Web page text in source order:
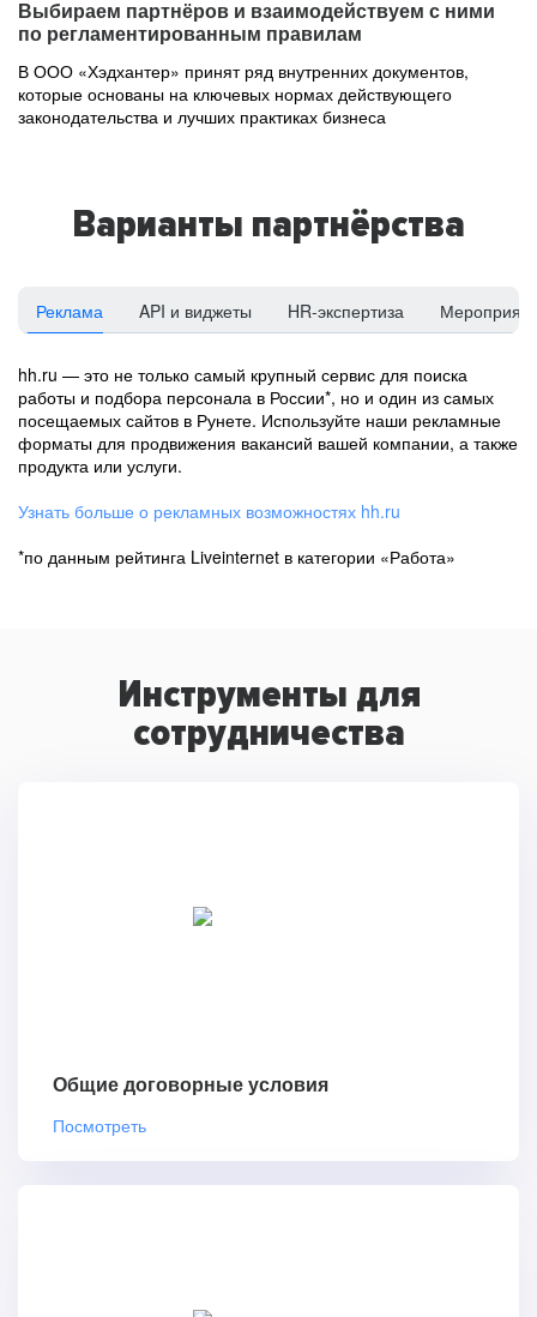
Выбираем партнёров и взаимодействуем с ними
по регламентированным правилам
В ООО «Хэдхантер» принят ряд внутренних документов,
которые основаны на ключевых нормах действующего
законодательства и лучших практиках бизнеса
Варианты партнёрства
Реклама API и виджеты HR-экспертиза
hh.ru — это не только самый крупный сервис для поиска
работы и подбора персонала в России*, но и один из самых
посещаемых сайтов в Рунете. Используйте наши рекламные
форматы для продвижения вакансий вашей компании, а также
продукта или услуги.
Узнать больше о рекламных возможностях hh.ru
*по данным рейтинга Liveinternet в категории «Работа»
Инструменты для
сотрудничества
Общие договорные условия
Посмотреть